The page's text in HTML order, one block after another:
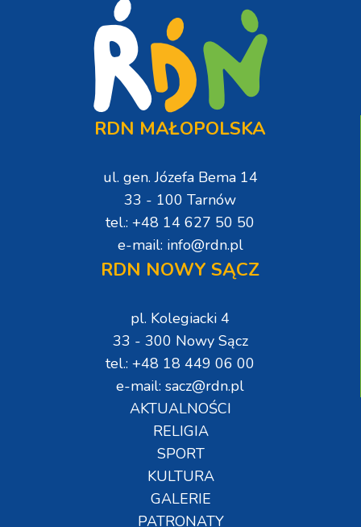
RDN MAŁOPOLSKA
ul. gen. Józefa Bema 14
33 - 100 Tarnów
tel.: +48 14 627 50 50
e-mail: info@rdn.pl
RDN NOWY SĄCZ
pl. Kolegiacki 4
33 - 300 Nowy Sącz
tel.: +48 18 449 06 00
e-mail: sacz@rdn.pl
AKTUALNOŚCI
RELIGIA
SPORT
KULTURA
GALERIE
PATRONATY